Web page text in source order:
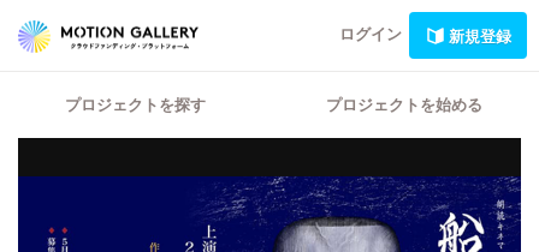
ログイン 新規登録
プロジェクトを探す プロジェクトを始める